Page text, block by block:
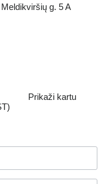
g. 5 A
Prikaži kartu